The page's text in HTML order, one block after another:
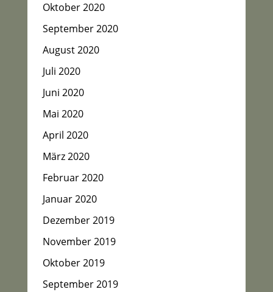
Oktober 2020
September 2020
August 2020
Juli 2020
Juni 2020
Mai 2020
April 2020
März 2020
Februar 2020
Januar 2020
Dezember 2019
November 2019
Oktober 2019
September 2019